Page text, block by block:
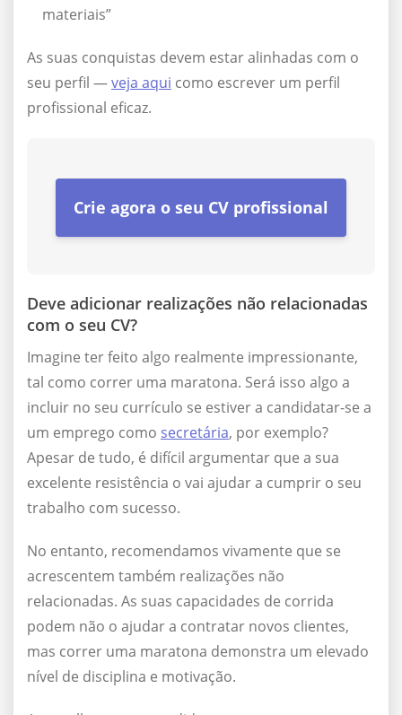
materiais”
As suas conquistas devem estar alinhadas com o
seu perfil —veja aqui como escrever um perfil
profissional eficaz.
Crie agora o seu CV profissional
Deve adicionar realizações não relacionadas
com o seu CV?
Imagine ter feito algo realmente impressionante,
tal como correr uma maratona. Será isso algo a
incluir no seu currículo se estiver a candidatar-se a
um emprego como secretária, por exemplo?
Apesar de tudo, é difícil argumentar que a sua
excelente resistência o vai ajudar a cumprir o seu
trabalho com sucesso.
No entanto, recomendamos vivamente que se
acrescentem também realizações não
relacionadas. As suas capacidades de corrida
podem não o ajudar a contratar novos clientes,
mas correr uma maratona demonstra um elevado
nível de disciplina e motivação.